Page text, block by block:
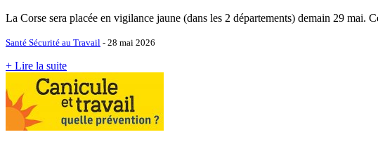
La Corse sera placée en vigilance jaune (dans les 2 départements) demain 29 mai.
Santé Sécurité au Travail - 28 mai 2026
+ Lire la suite